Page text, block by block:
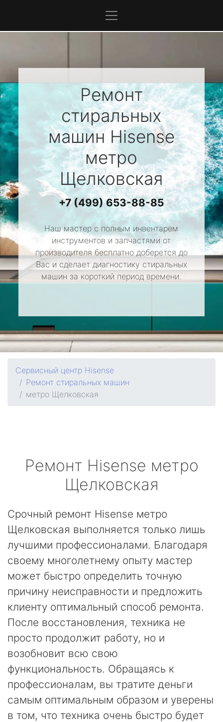
Ремонт
стиральных
машин Hisense
метро
Щелковская
+7 (499) 653-88-85
Наш мастер с полным инвентарем
инструментов и запчастями от
производителя бесплатно доберется до
Вас и сделает диагностику стиральных
машин за короткий период времени.
Сервисный центр Hisense
Ремонт стиральных машин
метро Щелковская
Ремонт Hisense метро
Щелковская
Срочный ремонт Hisense метро
Щелковская выполняется только лишь
лучшими профессионалами. Благодаря
своему многолетнему опыту мастер
может быстро определить точную
причину неисправности и предложить
клиенту оптимальный способ ремонта.
После восстановления, техника не
просто продолжит работу, но и
возобновит всю свою
функциональность. Обращаясь к
профессионалам, вы тратите деньги
самым оптимальным образом и уверены
в том, что техника очень быстро будет